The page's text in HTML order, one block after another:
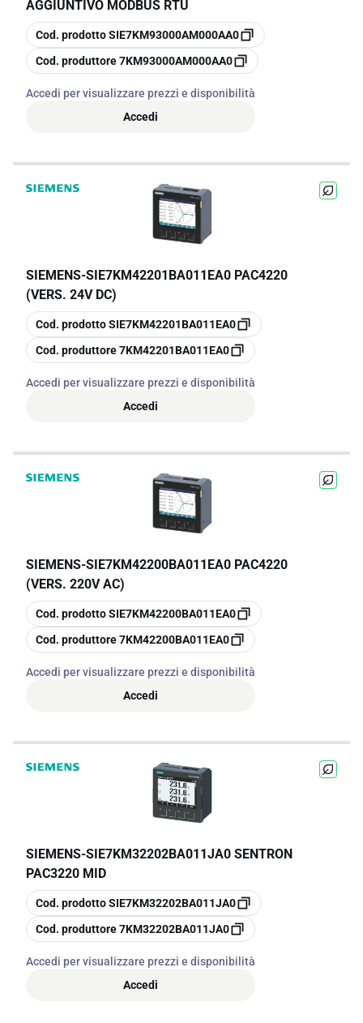
AGGIUNTIVO MODBUS RTU
copia
Cod. prodottoSIE7KM93000AM000AA0
copia
Cod. produttore7KM93000AM000AA0
Accedi per visualizzare prezzi e disponibilità
Accedi
SIEMENS-SIE7KM42201BA011EA0 PAC4220
(VERS. 24V DC)
copia
Cod. prodottoSIE7KM42201BA011EA0
copia
Cod. produttore7KM42201BA011EA0
Accedi per visualizzare prezzi e disponibilità
Accedi
SIEMENS-SIE7KM42200BA011EA0 PAC4220
(VERS. 220V AC)
copia
Cod. prodottoSIE7KM42200BA011EA0
copia
Cod. produttore7KM42200BA011EA0
Accedi per visualizzare prezzi e disponibilità
Accedi
SIEMENS-SIE7KM32202BA011JA0 SENTRON
PAC3220 MID
copia
Cod. prodottoSIE7KM32202BA011JA0
copia
Cod. produttore7KM32202BA011JA0
Accedi per visualizzare prezzi e disponibilità
Accedi